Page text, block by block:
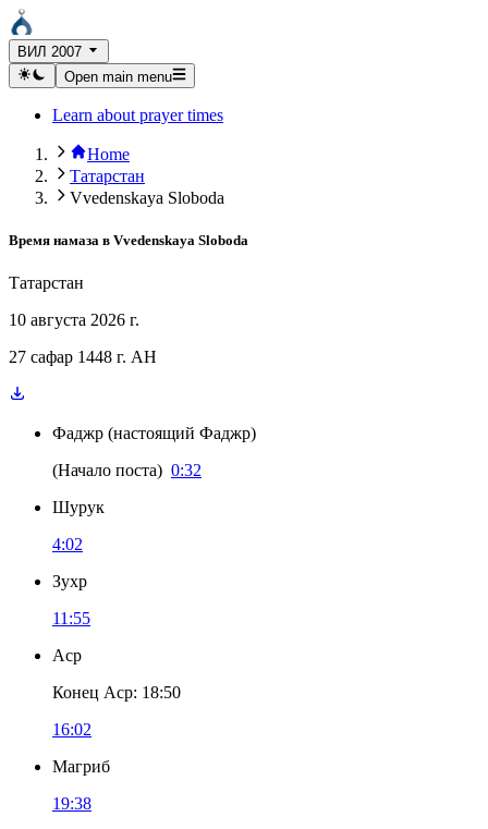
ВИЛ 2007
Open main menu
Learn about prayer times
Home
Татарстан
Vvedenskaya Sloboda
Время намаза в Vvedenskaya Sloboda
Татарстан
10 августа 2026 г.
27 сафар 1448 г. AH
Фаджр (настоящий Фаджр)
(Начало поста) 0:32
Шурук
4:02
Зухр
11:55
Аср
Конец Аср: 18:50
16:02
Магриб
19:38